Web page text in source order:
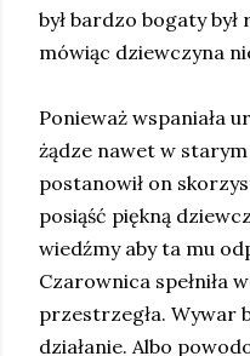
był bardzo bogaty
mówiąc dziewczyna
Ponieważ wspaniała
żądze nawet w starym
postanowił on
posiąść piękną
wiedźmy aby ta mu
Czarownica spełniła
przestrzegła. Wywar
działanie. Albo